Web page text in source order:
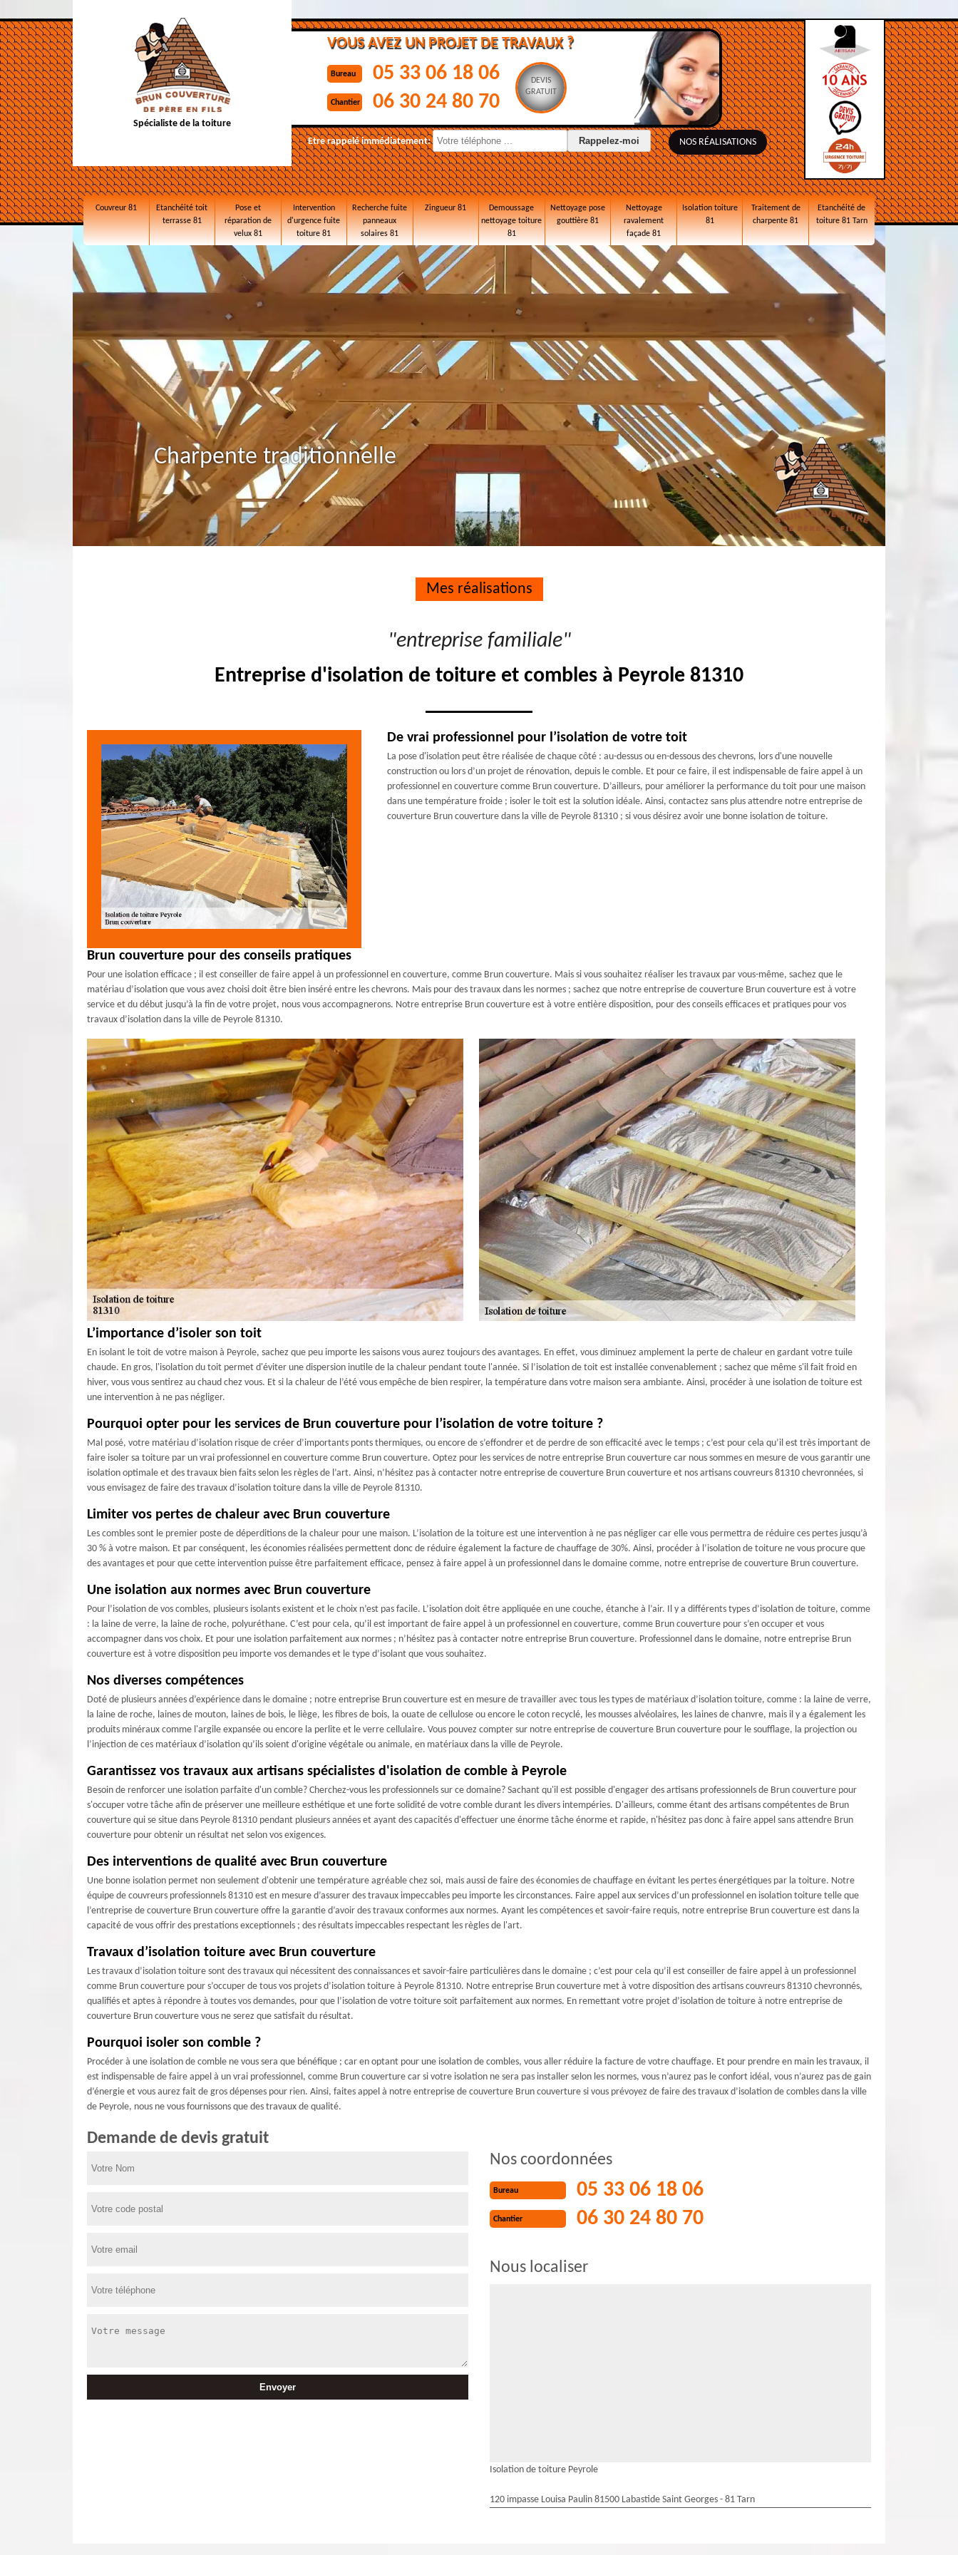
Spécialiste de la toiture
VOUS AVEZ UN PROJET DE TRAVAUX ?
Bureau 05 33 06 18 06
Chantier 06 30 24 80 70
DEVIS
GRATUIT
Etre rappelé immédiatement: NOS RÉALISATIONS
Couvreur 81
Etanchéité toit
terrasse 81
Pose et
réparation de
velux 81
Intervention
d'urgence fuite
toiture 81
Recherche fuite
panneaux
solaires 81
Zingueur 81
Demoussage
nettoyage toiture
81
Nettoyage pose
gouttière 81
Nettoyage
ravalement
façade 81
Isolation toiture
81
Traitement de
charpente 81
Etanchéité de
toiture 81 Tarn
Charpente traditionnelle
Mes réalisations
"entreprise familiale"
Entreprise d'isolation de toiture et combles à Peyrole 81310
De vrai professionnel pour l’isolation de votre toit
La pose d'isolation peut être réalisée de chaque côté : au-dessus ou en-dessous des chevrons, lors d'une nouvelle
construction ou lors d’un projet de rénovation, depuis le comble. Et pour ce faire, il est indispensable de faire appel à un
professionnel en couverture comme Brun couverture. D’ailleurs, pour améliorer la performance du toit pour une maison
dans une température froide ; isoler le toit est la solution idéale. Ainsi, contactez sans plus attendre notre entreprise de
couverture Brun couverture dans la ville de Peyrole 81310 ; si vous désirez avoir une bonne isolation de toiture.
Brun couverture pour des conseils pratiques
Pour une isolation efficace ; il est conseiller de faire appel à un professionnel en couverture, comme Brun couverture. Mais si vous souhaitez réaliser les travaux par vous-même, sachez que le
matériau d’isolation que vous avez choisi doit être bien inséré entre les chevrons. Mais pour des travaux dans les normes ; sachez que notre entreprise de couverture Brun couverture est à votre
service et du début jusqu’à la fin de votre projet, nous vous accompagnerons. Notre entreprise Brun couverture est à votre entière disposition, pour des conseils efficaces et pratiques pour vos
travaux d’isolation dans la ville de Peyrole 81310.
L’importance d’isoler son toit
En isolant le toit de votre maison à Peyrole, sachez que peu importe les saisons vous aurez toujours des avantages. En effet, vous diminuez amplement la perte de chaleur en gardant votre tuile
chaude. En gros, l'isolation du toit permet d'éviter une dispersion inutile de la chaleur pendant toute l'année. Si l’isolation de toit est installée convenablement ; sachez que même s'il fait froid en
hiver, vous vous sentirez au chaud chez vous. Et si la chaleur de l’été vous empêche de bien respirer, la température dans votre maison sera ambiante. Ainsi, procéder à une isolation de toiture est
une intervention à ne pas négliger.
Pourquoi opter pour les services de Brun couverture pour l’isolation de votre toiture ?
Mal posé, votre matériau d’isolation risque de créer d’importants ponts thermiques, ou encore de s’effondrer et de perdre de son efficacité avec le temps ; c’est pour cela qu’il est très important de
faire isoler sa toiture par un vrai professionnel en couverture comme Brun couverture. Optez pour les services de notre entreprise Brun couverture car nous sommes en mesure de vous garantir une
isolation optimale et des travaux bien faits selon les règles de l’art. Ainsi, n’hésitez pas à contacter notre entreprise de couverture Brun couverture et nos artisans couvreurs 81310 chevronnées, si
vous envisagez de faire des travaux d’isolation toiture dans la ville de Peyrole 81310.
Limiter vos pertes de chaleur avec Brun couverture
Les combles sont le premier poste de déperditions de la chaleur pour une maison. L’isolation de la toiture est une intervention à ne pas négliger car elle vous permettra de réduire ces pertes jusqu’à
30 % à votre maison. Et par conséquent, les économies réalisées permettent donc de réduire également la facture de chauffage de 30%. Ainsi, procéder à l’isolation de toiture ne vous procure que
des avantages et pour que cette intervention puisse être parfaitement efficace, pensez à faire appel à un professionnel dans le domaine comme, notre entreprise de couverture Brun couverture.
Une isolation aux normes avec Brun couverture
Pour l’isolation de vos combles, plusieurs isolants existent et le choix n’est pas facile. L’isolation doit être appliquée en une couche, étanche à l’air. Il y a différents types d’isolation de toiture, comme
: la laine de verre, la laine de roche, polyuréthane. C’est pour cela, qu’il est important de faire appel à un professionnel en couverture, comme Brun couverture pour s’en occuper et vous
accompagner dans vos choix. Et pour une isolation parfaitement aux normes ; n’hésitez pas à contacter notre entreprise Brun couverture. Professionnel dans le domaine, notre entreprise Brun
couverture est à votre disposition peu importe vos demandes et le type d’isolant que vous souhaitez.
Nos diverses compétences
Doté de plusieurs années d’expérience dans le domaine ; notre entreprise Brun couverture est en mesure de travailler avec tous les types de matériaux d’isolation toiture, comme : la laine de verre,
la laine de roche, laines de mouton, laines de bois, le liège, les fibres de bois, la ouate de cellulose ou encore le coton recyclé, les mousses alvéolaires, les laines de chanvre, mais il y a également les
produits minéraux comme l'argile expansée ou encore la perlite et le verre cellulaire. Vous pouvez compter sur notre entreprise de couverture Brun couverture pour le soufflage, la projection ou
l’injection de ces matériaux d’isolation qu’ils soient d'origine végétale ou animale, en matériaux dans la ville de Peyrole.
Garantissez vos travaux aux artisans spécialistes d'isolation de comble à Peyrole
Besoin de renforcer une isolation parfaite d'un comble? Cherchez-vous les professionnels sur ce domaine? Sachant qu'il est possible d'engager des artisans professionnels de Brun couverture pour
s'occuper votre tâche afin de préserver une meilleure esthétique et une forte solidité de votre comble durant les divers intempéries. D'ailleurs, comme étant des artisans compétentes de Brun
couverture qui se situe dans Peyrole 81310 pendant plusieurs années et ayant des capacités d'effectuer une énorme tâche énorme et rapide, n'hésitez pas donc à faire appel sans attendre Brun
couverture pour obtenir un résultat net selon vos exigences.
Des interventions de qualité avec Brun couverture
Une bonne isolation permet non seulement d'obtenir une température agréable chez soi, mais aussi de faire des économies de chauffage en évitant les pertes énergétiques par la toiture. Notre
équipe de couvreurs professionnels 81310 est en mesure d’assurer des travaux impeccables peu importe les circonstances. Faire appel aux services d’un professionnel en isolation toiture telle que
l’entreprise de couverture Brun couverture offre la garantie d’avoir des travaux conformes aux normes. Ayant les compétences et savoir-faire requis, notre entreprise Brun couverture est dans la
capacité de vous offrir des prestations exceptionnels ; des résultats impeccables respectant les règles de l'art.
Travaux d’isolation toiture avec Brun couverture
Les travaux d’isolation toiture sont des travaux qui nécessitent des connaissances et savoir-faire particulières dans le domaine ; c’est pour cela qu’il est conseiller de faire appel à un professionnel
comme Brun couverture pour s’occuper de tous vos projets d’isolation toiture à Peyrole 81310. Notre entreprise Brun couverture met à votre disposition des artisans couvreurs 81310 chevronnés,
qualifiés et aptes à répondre à toutes vos demandes, pour que l’isolation de votre toiture soit parfaitement aux normes. En remettant votre projet d’isolation de toiture à notre entreprise de
couverture Brun couverture vous ne serez que satisfait du résultat.
Pourquoi isoler son comble ?
Procéder à une isolation de comble ne vous sera que bénéfique ; car en optant pour une isolation de combles, vous aller réduire la facture de votre chauffage. Et pour prendre en main les travaux, il
est indispensable de faire appel à un vrai professionnel, comme Brun couverture car si votre isolation ne sera pas installer selon les normes, vous n’aurez pas le confort idéal, vous n’aurez pas de gain
d’énergie et vous aurez fait de gros dépenses pour rien. Ainsi, faites appel à notre entreprise de couverture Brun couverture si vous prévoyez de faire des travaux d’isolation de combles dans la ville
de Peyrole, nous ne vous fournissons que des travaux de qualité.
Demande de devis gratuit
Nos coordonnées
Bureau 05 33 06 18 06
Chantier 06 30 24 80 70
Nous localiser
Isolation de toiture Peyrole
120 impasse Louisa Paulin 81500 Labastide Saint Georges - 81 Tarn